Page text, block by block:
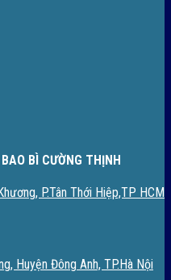
BÌ CƯỜNG THỊNH
P.Tân Thới Hiệp,TP HCM
Huyện Đông Anh, TP.Hà Nội